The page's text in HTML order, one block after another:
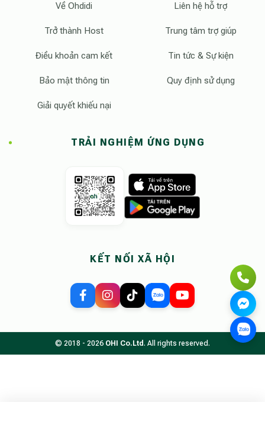
Về Ohdidi
Trở thành Host
Điều khoản cam kết
Bảo mật thông tin
Giải quyết khiếu nại
Liên hệ hỗ trợ
Trung tâm trợ giúp
Tin tức & Sự kiện
Quy định sử dụng
TRẢI NGHIỆM ỨNG DỤNG
KẾT NỐI XÃ HỘI
© 2018 - 2026 OHI Co.Ltd. All rights reserved.